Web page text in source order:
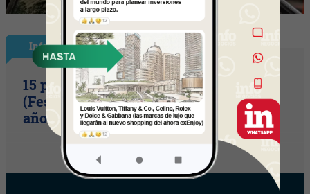
InfoShow
15 primaveras tienes que cumplir
(Festival Música de la Tierra celebra 15
años)